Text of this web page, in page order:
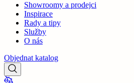
Showroomy a prodejci
Inspirace
Rady a tipy
Služby
O nás
Objednat katalog